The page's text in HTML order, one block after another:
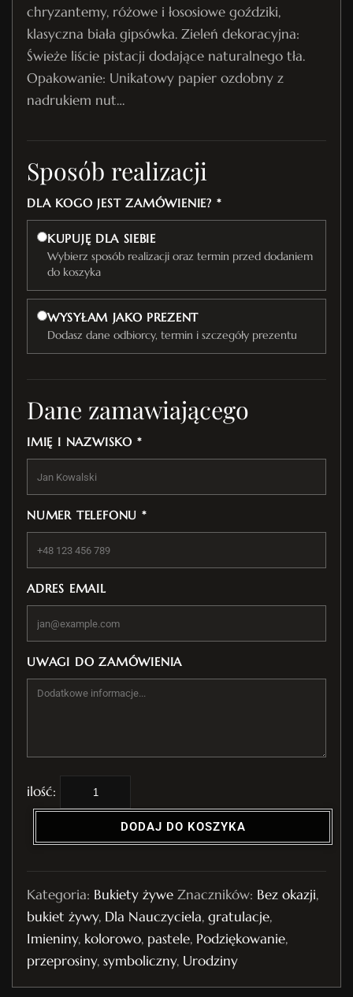
chryzantemy, różowe i łososiowe goździki,
klasyczna biała gipsówka. Zieleń dekoracyjna:
Świeże liście pistacji dodające naturalnego tła.
Opakowanie: Unikatowy papier ozdobny z
nadrukiem nut…
Sposób realizacji
DLA KOGO JEST ZAMÓWIENIE? *
KUPUJĘ DLA SIEBIE
Wybierz sposób realizacji oraz termin przed dodaniem
do koszyka
WYSYŁAM JAKO PREZENT
Dodasz dane odbiorcy, termin i szczegóły prezentu
Dane zamawiającego
IMIĘ I NAZWISKO *
NUMER TELEFONU *
ADRES EMAIL
UWAGI DO ZAMÓWIENIA
l
ć
B
u
k
i
e
DODAJ DO KOSZYKA
Kategoria: Bukiety żywe Znaczników: Bez okazji,
bukiet żywy, Dla Nauczyciela, gratulacje,
Imieniny, kolorowo, pastele, Podziękowanie,
przeprosiny, symboliczny, Urodziny